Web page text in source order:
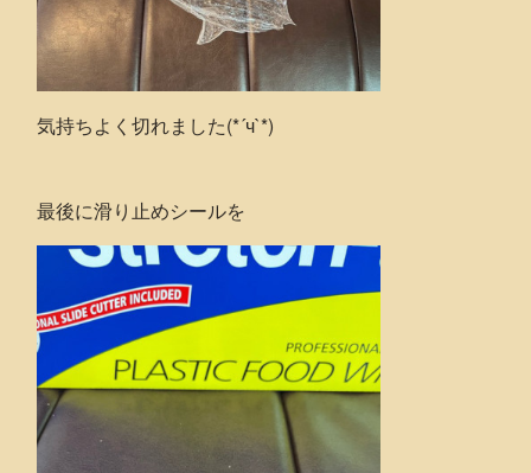
気持ちよく切れました(*´ч`*)
最後に滑り止めシールを